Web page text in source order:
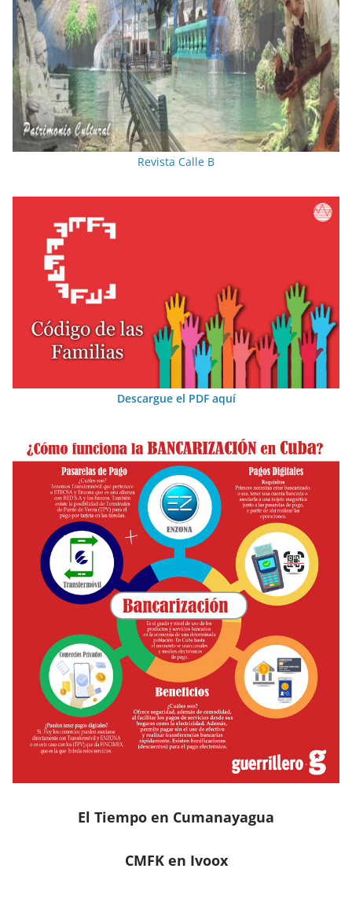
Revista Calle B
Descargue el PDF aquí
El Tiempo en Cumanayagua
CMFK en Ivoox